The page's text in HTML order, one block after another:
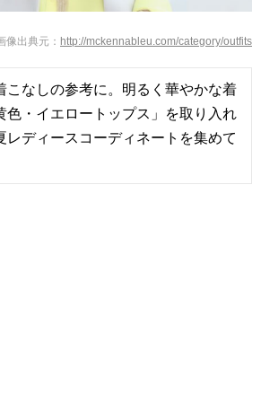
http://mckennableu.com/category/outfits
こなしの参考に。明るく華やかな着
色・イエロートップス」を取り入れ
レディースコーディネートを集めて